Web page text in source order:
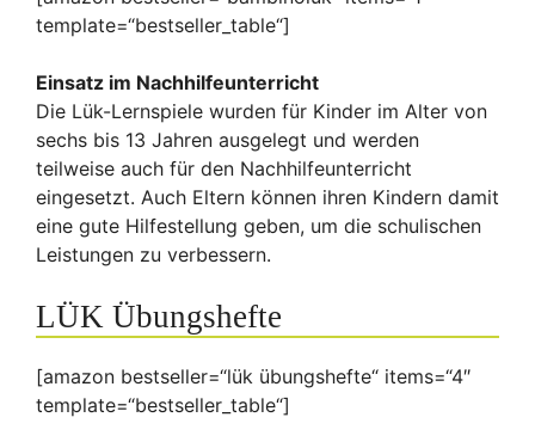
template=“bestseller_table“]
Einsatz im Nachhilfeunterricht
Die Lük-Lernspiele wurden für Kinder im Alter von
sechs bis 13 Jahren ausgelegt und werden
teilweise auch für den Nachhilfeunterricht
eingesetzt. Auch Eltern können ihren Kindern damit
eine gute Hilfestellung geben, um die schulischen
Leistungen zu verbessern.
LÜK Übungshefte
[amazon bestseller=“lük übungshefte“ items=“4″
template=“bestseller_table“]